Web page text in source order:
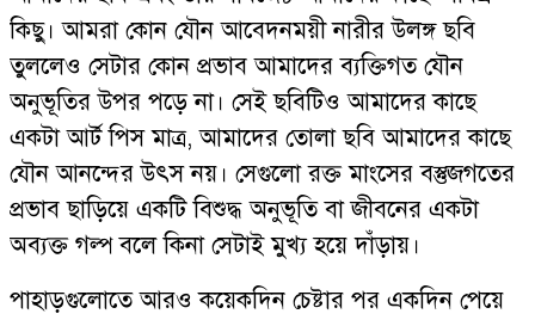
কিছু। আমরা কোন যৌন আবেদনময়ী নারীর উলঙ্গ ছবি
তুললেও সেটার কোন প্রভাব আমাদের ব্যক্তিগত যৌন
অনুভূতির উপর পড়ে না। সেই ছবিটিও আমাদের কাছে
একটা আর্ট পিস মাত্র, আমাদের তোলা ছবি আমাদের কাছে
যৌন আনন্দের উৎস নয়। সেগুলো রক্ত মাংসের বস্তুজগতের
প্রভাব ছাড়িয়ে একটি বিশুদ্ধ অনুভূতি বা জীবনের একটা
অব্যক্ত গল্প বলে কিনা সেটাই মুখ্য হয়ে দাঁড়ায়।
পাহাড়গুলোতে আরও কয়েকদিন চেষ্টার পর একদিন পেয়ে